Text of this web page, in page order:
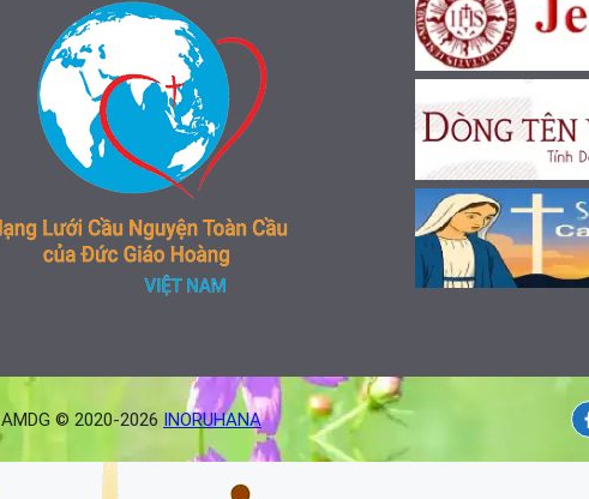
AMDG © 2020-2026 INORUHANA